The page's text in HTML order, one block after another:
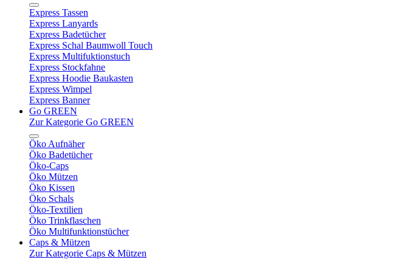
Express Tassen
Express Lanyards
Express Badetücher
Express Schal Baumwoll Touch
Express Multifuktionstuch
Express Stockfahne
Express Hoodie Baukasten
Express Wimpel
Express Banner
Go GREEN
Zur Kategorie Go GREEN
Öko Aufnäher
Öko Badetücher
Öko-Caps
Öko Mützen
Öko Kissen
Öko Schals
Öko-Textilien
Öko Trinkflaschen
Öko Multifunktionstücher
Caps & Mützen
Zur Kategorie Caps & Mützen